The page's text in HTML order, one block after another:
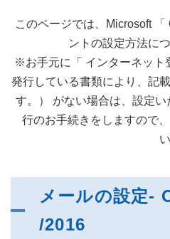
0138-34-2525
営業時間 9:00～18:00
このページでは、Microsoft
ントの設定方法に
※お手元に「 インターネッ
発行している書類により、記
す。） がない場合は、設定
行のお手続きをしますので
い
メールの設定-
/2016